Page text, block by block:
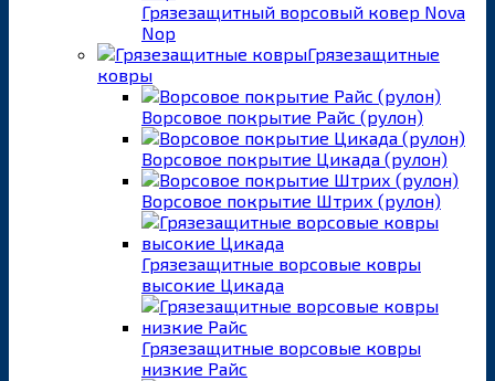
Грязезащитный ворсовый ковер Nova
Nop
Грязезащитные
ковры
Ворсовое покрытие Райс (рулон)
Ворсовое покрытие Цикада (рулон)
Ворсовое покрытие Штрих (рулон)
Грязезащитные ворсовые ковры
высокие Цикада
Грязезащитные ворсовые ковры
низкие Райс